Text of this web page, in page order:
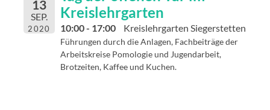
13
SEP.
2020
Kreislehrgarten
10:00 - 17:00 Kreislehrgarten Siegerstetten
Führungen durch die Anlagen, Fachbeiträge der
Arbeitskreise Pomologie und Jugendarbeit,
Brotzeiten, Kaffee und Kuchen.